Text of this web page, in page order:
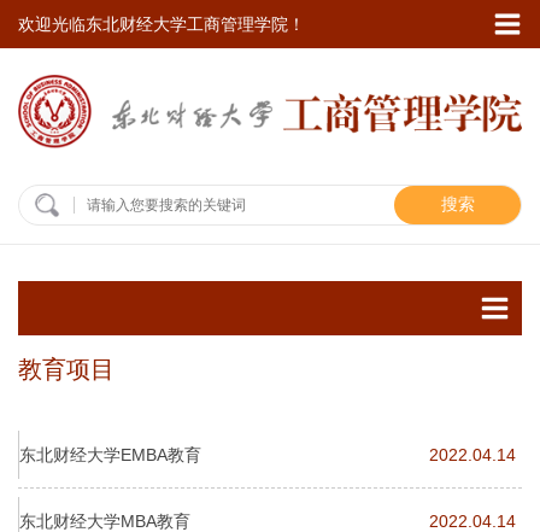
欢迎光临东北财经大学工商管理学院！
搜索
教育项目
东北财经大学EMBA教育 2022.04.14
东北财经大学MBA教育 2022.04.14